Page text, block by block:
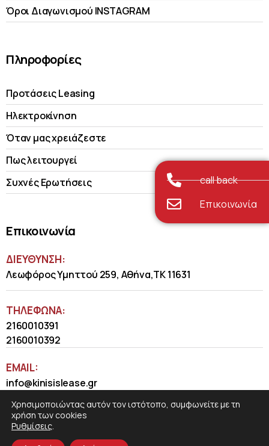
Όροι Διαγωνισμού INSTAGRAM
Πληροφορίες
Προτάσεις Leasing
Ηλεκτροκίνηση
Όταν μας χρειάζεστε
Πως λειτουργεί
Συχνές Ερωτήσεις
Επικοινωνία
ΔΙΕΥΘΥΝΣΗ:
Λεωφόρος Υμηττού 259, Αθήνα,ΤΚ 11631
ΤΗΛΈΦΩΝΑ:
2160010391
2160010392
EMAIL:
info@kinisislease.gr
call back
Επικοινωνία
Χρησιμοποιώντας αυτόν τον ιστότοπο, συμφωνείτε με τη
χρήση των cookies
Ρυθμίσεις.